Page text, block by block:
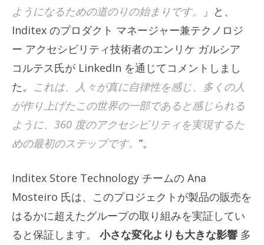
ようになるための道のりの始まりです。
」と、
Inditex のプロダクト マネージャー兼テクノロジ
ー アクセシビリティ技術者のエンリケ ガルシア
コルテス氏が LinkedIn を通じてコメントしまし
た。 これは、人々が真に自律性を感じ、多くの人
が作り上げたこの世界の一部であると感じられる
ように、360 度のアクセシビリティを実現するた
めの最初のステップです。 ”。
Inditex Store Technology チームの Ana
Mosteiro 氏は、このプロジェクトが製品の販売を
はるかに超えたグループの取り組みを実証してい
ると保証します。
小さな変化よりも大きな影響 多